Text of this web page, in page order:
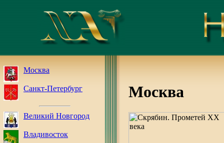
Москва
Санкт-Петербург
Великий Новгород
Владивосток
Москва